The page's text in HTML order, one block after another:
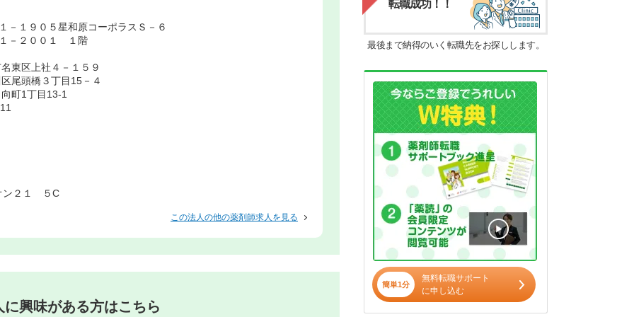
１９０５星和原コーポラスＳ－６
－２００１ １階
東区上社４－１５９
尾頭橋３丁目15－４
町1丁目13-1
ン２１ ５C
この法人の他の薬剤師求人を見る
に興味がある方はこちら
転職成功！！
最後まで納得のいく転職先をお探しします。
簡単1分
無料転職サポート
に申し込む